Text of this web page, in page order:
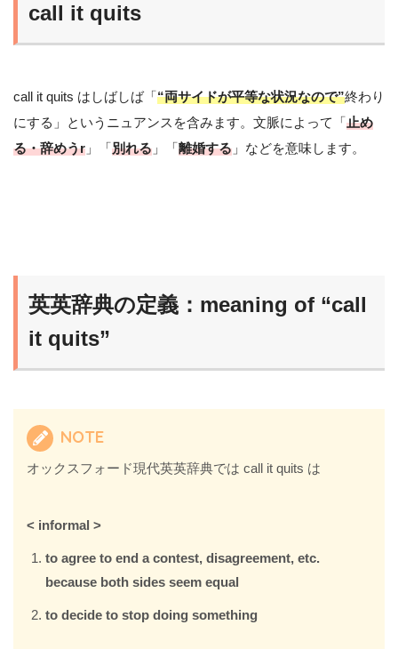
call it quits
call it quits はしばしば「“両サイドが平等な状況なので”終わり
にする」というニュアンスを含みます。文脈によって「止め
る・辞めうr 」「別れる 」「離婚する 」などを意味します。
英英辞典の定義：meaning of “call
it quits”
NOTE
オックスフォード現代英英辞典では call it quits は
< informal >
to agree to end a contest, disagreement, etc.
because both sides seem equal
to decide to stop doing something